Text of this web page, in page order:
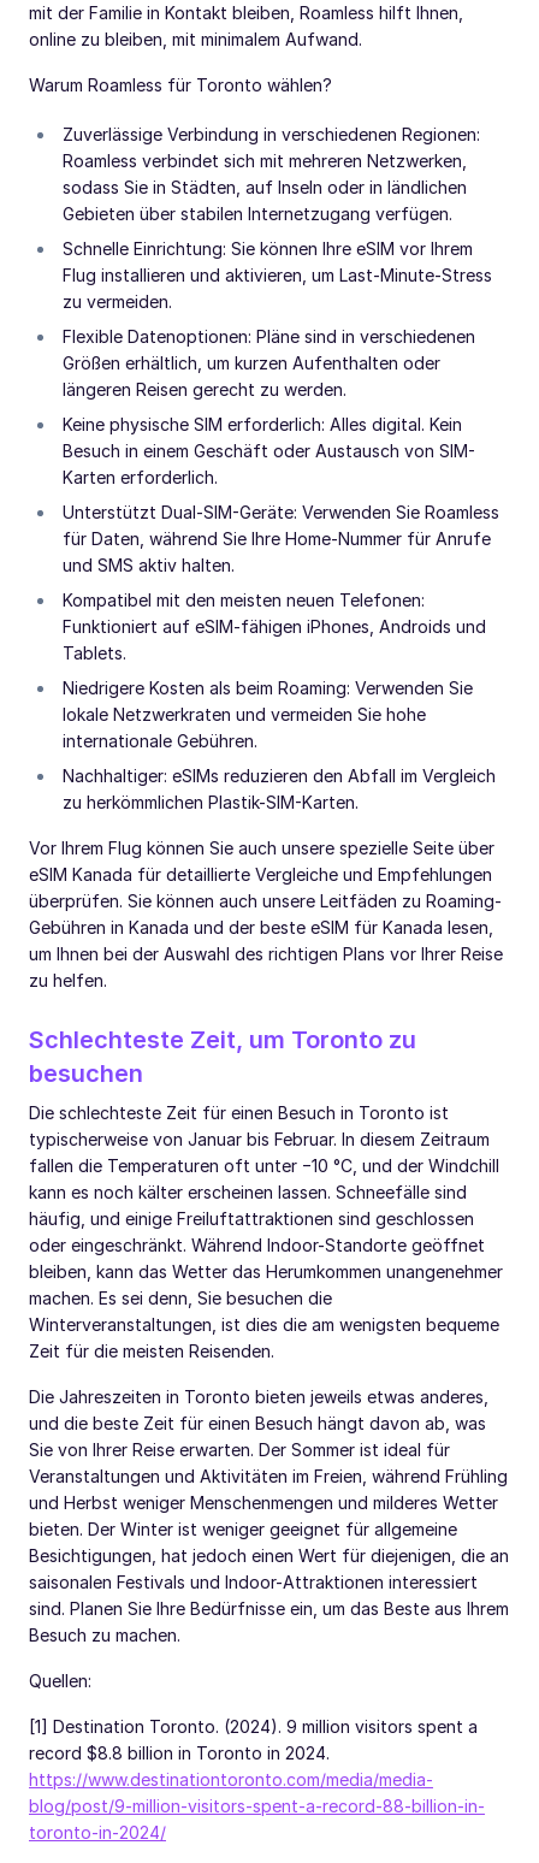
mit der Familie in Kontakt bleiben, Roamless hilft Ihnen,
online zu bleiben, mit minimalem Aufwand.
Warum Roamless für Toronto wählen?
Zuverlässige Verbindung in verschiedenen Regionen:
Roamless verbindet sich mit mehreren Netzwerken,
sodass Sie in Städten, auf Inseln oder in ländlichen
Gebieten über stabilen Internetzugang verfügen.
Schnelle Einrichtung: Sie können Ihre eSIM vor Ihrem
Flug installieren und aktivieren, um Last-Minute-Stress
zu vermeiden.
Flexible Datenoptionen: Pläne sind in verschiedenen
Größen erhältlich, um kurzen Aufenthalten oder
längeren Reisen gerecht zu werden.
Keine physische SIM erforderlich: Alles digital. Kein
Besuch in einem Geschäft oder Austausch von SIM-
Karten erforderlich.
Unterstützt Dual-SIM-Geräte: Verwenden Sie Roamless
für Daten, während Sie Ihre Home-Nummer für Anrufe
und SMS aktiv halten.
Kompatibel mit den meisten neuen Telefonen:
Funktioniert auf eSIM-fähigen iPhones, Androids und
Tablets.
Niedrigere Kosten als beim Roaming: Verwenden Sie
lokale Netzwerkraten und vermeiden Sie hohe
internationale Gebühren.
Nachhaltiger: eSIMs reduzieren den Abfall im Vergleich
zu herkömmlichen Plastik-SIM-Karten.
Vor Ihrem Flug können Sie auch unsere spezielle Seite über
eSIM Kanada für detaillierte Vergleiche und Empfehlungen
überprüfen. Sie können auch unsere Leitfäden zu Roaming-
Gebühren in Kanada und der beste eSIM für Kanada lesen,
um Ihnen bei der Auswahl des richtigen Plans vor Ihrer Reise
zu helfen.
Schlechteste Zeit, um Toronto zu
besuchen
Die schlechteste Zeit für einen Besuch in Toronto ist
typischerweise von Januar bis Februar. In diesem Zeitraum
fallen die Temperaturen oft unter −10 °C, und der Windchill
kann es noch kälter erscheinen lassen. Schneefälle sind
häufig, und einige Freiluftattraktionen sind geschlossen
oder eingeschränkt. Während Indoor-Standorte geöffnet
bleiben, kann das Wetter das Herumkommen unangenehmer
machen. Es sei denn, Sie besuchen die
Winterveranstaltungen, ist dies die am wenigsten bequeme
Zeit für die meisten Reisenden.
Die Jahreszeiten in Toronto bieten jeweils etwas anderes,
und die beste Zeit für einen Besuch hängt davon ab, was
Sie von Ihrer Reise erwarten. Der Sommer ist ideal für
Veranstaltungen und Aktivitäten im Freien, während Frühling
und Herbst weniger Menschenmengen und milderes Wetter
bieten. Der Winter ist weniger geeignet für allgemeine
Besichtigungen, hat jedoch einen Wert für diejenigen, die an
saisonalen Festivals und Indoor-Attraktionen interessiert
sind. Planen Sie Ihre Bedürfnisse ein, um das Beste aus Ihrem
Besuch zu machen.
Quellen:
[1] Destination Toronto. (2024). 9 million visitors spent a
record $8.8 billion in Toronto in 2024.
https://www.destinationtoronto.com/media/media-
blog/post/9-million-visitors-spent-a-record-88-billion-in-
toronto-in-2024/